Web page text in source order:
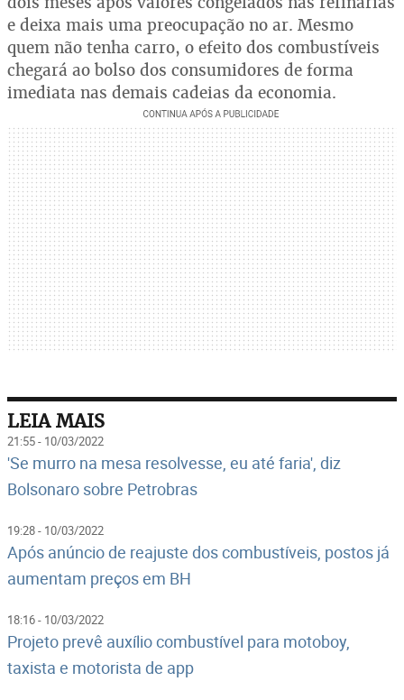
e deixa mais uma preocupação no ar. Mesmo
quem não tenha carro, o efeito dos combustíveis
chegará ao bolso dos consumidores de forma
imediata nas demais cadeias da economia.
LEIA MAIS
21:55 - 10/03/2022
'Se murro na mesa resolvesse, eu até faria', diz
Bolsonaro sobre Petrobras
19:28 - 10/03/2022
Após anúncio de reajuste dos combustíveis, postos já
aumentam preços em BH
18:16 - 10/03/2022
Projeto prevê auxílio combustível para motoboy,
taxista e motorista de app